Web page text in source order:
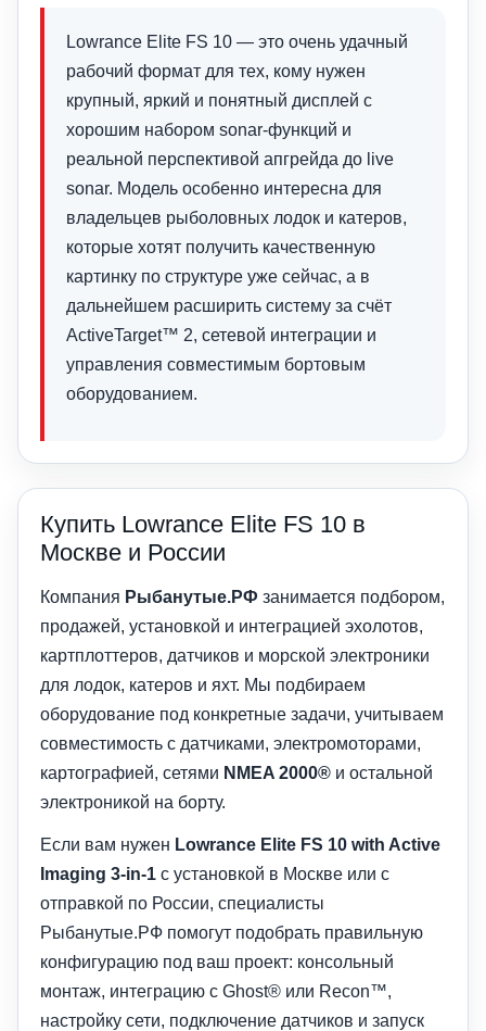
Lowrance Elite FS 10 — это очень удачный
рабочий формат для тех, кому нужен
крупный, яркий и понятный дисплей с
хорошим набором sonar-функций и
реальной перспективой апгрейда до live
sonar. Модель особенно интересна для
владельцев рыболовных лодок и катеров,
которые хотят получить качественную
картинку по структуре уже сейчас, а в
дальнейшем расширить систему за счёт
ActiveTarget™ 2, сетевой интеграции и
управления совместимым бортовым
оборудованием.
Купить Lowrance Elite FS 10 в
Москве и России
Компания Рыбанутые.РФ занимается подбором,
продажей, установкой и интеграцией эхолотов,
картплоттеров, датчиков и морской электроники
для лодок, катеров и яхт. Мы подбираем
оборудование под конкретные задачи, учитываем
совместимость с датчиками, электромоторами,
картографией, сетями NMEA 2000® и остальной
электроникой на борту.
Если вам нужен Lowrance Elite FS 10 with Active
Imaging 3-in-1 с установкой в Москве или с
отправкой по России, специалисты
Рыбанутые.РФ помогут подобрать правильную
конфигурацию под ваш проект: консольный
монтаж, интеграцию с Ghost® или Recon™,
настройку сети, подключение датчиков и запуск